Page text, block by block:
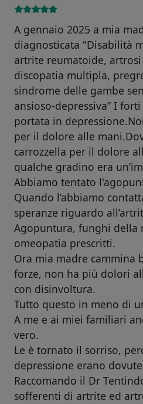
A gennaio 2025 a mia
diagnosticata "Disabilità
artrite reumatoide,
discopatia multipla,
sindrome delle gambe
ansioso-depressiva” I
portata in
per il dolore alle
carrozzella per il dolore
qualche gradino era
Abbiamo tentato
Quando l’abbiamo
speranze riguardo
Agopuntura, funghi della
omeopatia prescritti.
Ora mia madre cammina
forze, non ha più dolori
con disinvoltura.
Tutto questo in meno di
A me e ai miei familiari
vero.
Le è tornato il sorriso,
depressione erano
Raccomando il Dr
sofferenti di artrite ed